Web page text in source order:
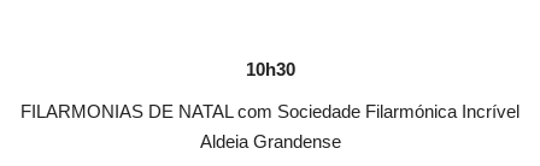
10h30
FILARMONIAS DE NATAL com Sociedade Filarmónica Incrível
Aldeia Grandense